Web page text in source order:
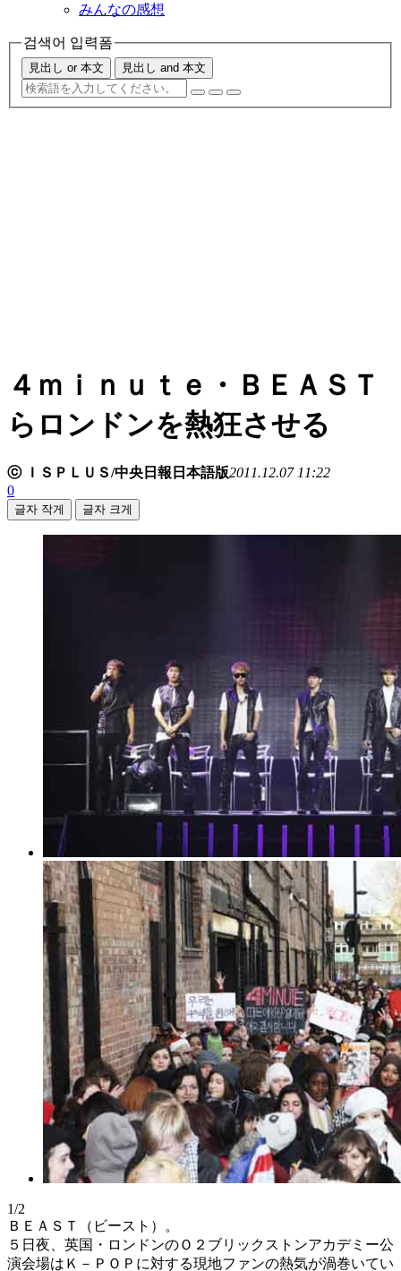
みんなの感想
검색어 입력폼
見出し or 本文 見出し and 本文
４ｍｉｎｕｔｅ・ＢＥＡＳＴ
らロンドンを熱狂させる
ⓒ ＩＳＰＬＵＳ/中央日報日本語版2011.12.07 11:22
0
글자 작게 글자 크게
1/2
ＢＥＡＳＴ（ビースト）。
５日夜、英国・ロンドンのＯ２ブリックストンアカデミー公
演会場はＫ－ＰＯＰに対する現地ファンの熱気が渦巻いてい